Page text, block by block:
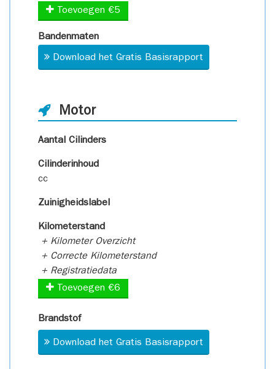
Toevoegen €5
Bandenmaten
Download het Gratis Basisrapport
Motor
Aantal Cilinders
Cilinderinhoud
cc
Zuinigheidslabel
Kilometerstand
+ Kilometer Overzicht
+ Correcte Kilometerstand
+ Registratiedata
Toevoegen €6
Brandstof
Download het Gratis Basisrapport